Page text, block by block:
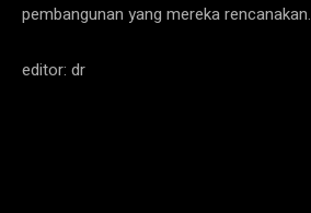
pembangunan yang mereka rencanakan.
editor: dr